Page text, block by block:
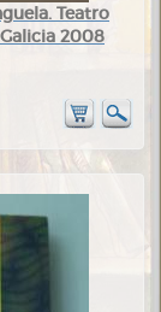
Teatro
2008